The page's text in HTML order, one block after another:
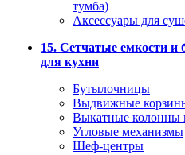
тумба)
Аксессуары для
15. Сетчатые емкости
для кухни
Бутылочницы
Выдвижные
Выкатные колонны
Угловые механизмы
Шеф-центры